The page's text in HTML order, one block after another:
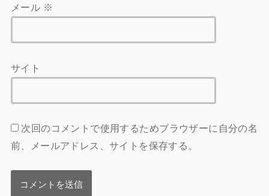
メール ※
サイト
次回のコメントで使用するためブラウザーに自分の名
前、メールアドレス、サイトを保存する。